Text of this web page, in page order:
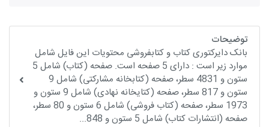
توضیحات
بانک دایرکتوری کتاب و کتابفروشی محتویات این فایل شامل
موارد زیر است : دارای 5 صفحه است. صفحه (کتاب) شامل 5
ستون و 4831 سطر، صفحه (کتابخانه مشارکتی) شامل 9
ستون و 817 سطر، صفحه (کتایخانه نهادی) شامل 9 ستون و
1973 سطر، صفحه (کتاب فروشی) شامل 6 ستون و 80 سطر،
صفحه (انتشارات کتاب) شامل 5 ستون و 848...